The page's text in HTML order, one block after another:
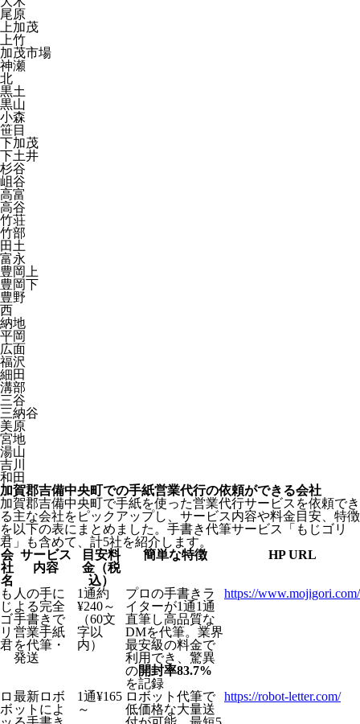
尾原
上加茂
上竹
加茂市場
神瀬
北
黒土
黒山
小森
笹目
下加茂
下土井
杉谷
岨谷
高富
高谷
竹荘
竹部
田土
富永
豊岡上
豊岡下
豊野
西
納地
平岡
広面
福沢
細田
溝部
三谷
三納谷
美原
宮地
湯山
吉川
和田
加賀郡吉備中央町での手紙営業代行の依頼ができる会社
加賀郡吉備中央町で手紙を使った営業代行サービスを依頼でき
る主な会社をピックアップし、サービス内容や料金目安、特徴
を以下の表にまとめました。手書き代筆サービス「もじゴリ
君」も含めて、計5社を紹介します。
会
社
名
サービス
内容
目安料
金（税
込）
簡単な特徴 HP URL
も
じ
ゴ
リ
君
人の手に
よる完全
手書きで
営業手紙
を代筆・
発送
1通約
¥240～
（60文
字以
内）
プロの手書きラ
イターが1通1通
直筆し高品質な
DMを代筆。業界
最安級の料金で
利用でき、驚異
の開封率83.7%
を記録
https://www.mojigori.com/
ロ
ボ
最新ロボ
ットによ
1通¥165
～
ロボット代筆で
低価格な大量送
https://robot-letter.com/